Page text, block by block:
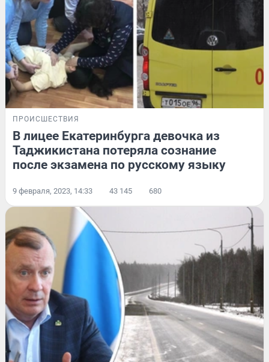
ПРОИСШЕСТВИЯ
В лицее Екатеринбурга девочка из
Таджикистана потеряла сознание
после экзамена по русскому языку
9 февраля, 2023, 14:33 43 145 680